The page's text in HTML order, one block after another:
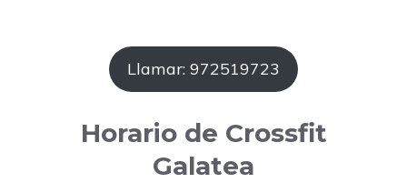
Llamar: 972519723
Horario de Crossfit
Galatea